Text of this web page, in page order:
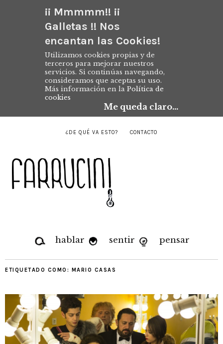
¡¡ Mmmmm!! ¡¡
Galletas !! Nos
encantan las Cookies!
Utilizamos cookies propias y de
terceros para mejorar nuestros
servicios. Si continúas navegando,
consideramos que aceptas su uso.
Más información en la Política de
cookies
Me queda claro...
¿DE QUÉ VA ESTO? CONTACTO
hablar sentir pensar
ETIQUETADO COMO: MARIO CASAS